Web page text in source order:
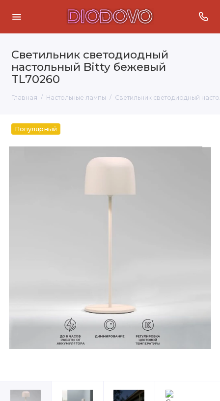
Светильник светодиодный
настольный Bitty бежевый
TL70260
Главная Настольные лампы Светильник светодиодный
Популярный